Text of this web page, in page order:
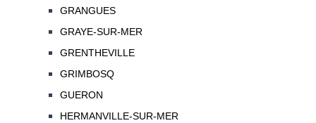
GRANGUES
GRAYE-SUR-MER
GRENTHEVILLE
GRIMBOSQ
GUERON
HERMANVILLE-SUR-MER